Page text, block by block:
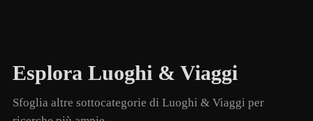
Esplora Luoghi & Viaggi
Sfoglia altre sottocategorie di Luoghi & Viaggi per